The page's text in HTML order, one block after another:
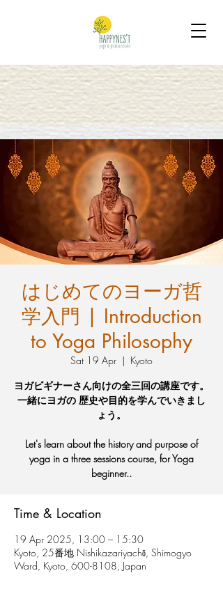
はじめてのヨーガ哲
学入門 | Introduction
to Yoga Philosophy
Sat 19 Apr
  |
Kyoto
ヨガビギナーさん向けの全三回の講座です。
一緒にヨガの 歴史や目的を学んでいきまし
ょう。
Let's learn about the history and purpose of
yoga in a three sessions course, for Yoga
beginner..
Time & Location
19 Apr 2025, 13:00 – 15:30
Kyoto, 25番地 Nishikazariyachō, Shimogyo
Ward, Kyoto, 600-8108, Japan